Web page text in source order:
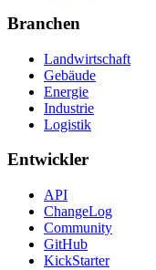
Branchen
Landwirtschaft
Gebäude
Energie
Industrie
Logistik
Entwickler
API
ChangeLog
Community
GitHub
KickStarter